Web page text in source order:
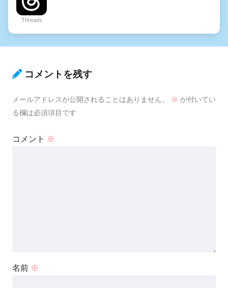
Threads
コメントを残す
メールアドレスが公開されることはありません。 ※ が付いてい
る欄は必須項目です
コメント ※
名前 ※